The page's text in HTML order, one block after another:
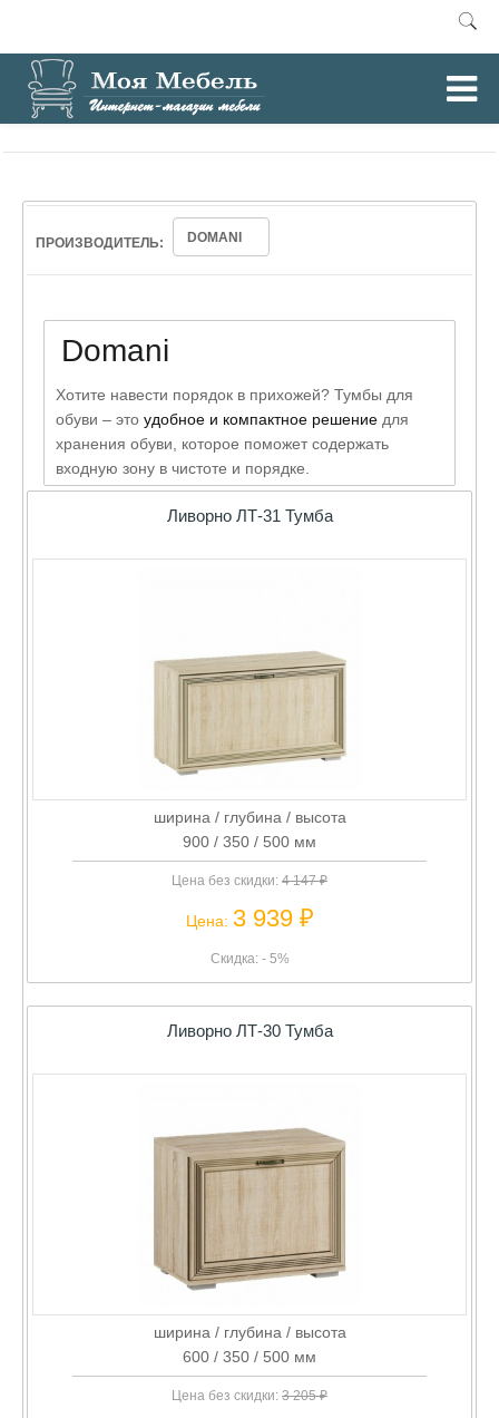
Главная / Тумбы для обуви
ПРОИЗВОДИТЕЛЬ: DOMANI
Domani
Хотите навести порядок в прихожей? Тумбы для
обуви – это удобное и компактное решение для
хранения обуви, которое поможет содержать
входную зону в чистоте и порядке.
Ливорно ЛТ-31 Тумба
ширина / глубина / высота
900 / 350 / 500 мм
Цена без скидки: 4 147 ₽
Цена: 3 939 ₽
Скидка: - 5%
Ливорно ЛТ-30 Тумба
ширина / глубина / высота
600 / 350 / 500 мм
Цена без скидки: 3 205 ₽